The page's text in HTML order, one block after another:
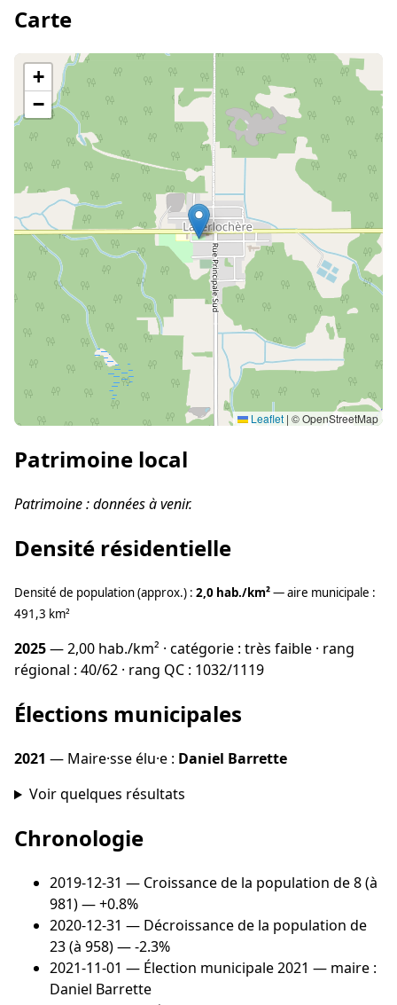
Carte
+
−
Leaflet | © OpenStreetMap
Patrimoine local
Patrimoine : données à venir.
Densité résidentielle
Densité de population (approx.) : 2,0 hab./km²— aire municipale :
491,3 km²
2025— 2,00 hab./km² · catégorie : très faible · rang
régional : 40/62 · rang QC : 1032/1119
Élections municipales
2021 — Maire·sse élu·e : Daniel Barrette
Voir quelques résultats
Chronologie
2019-12-31 — Croissance de la population de 8 (à
981) — +0.8%
2020-12-31 — Décroissance de la population de
23 (à 958) — -2.3%
2021-11-01 — Élection municipale 2021 — maire :
Daniel Barrette